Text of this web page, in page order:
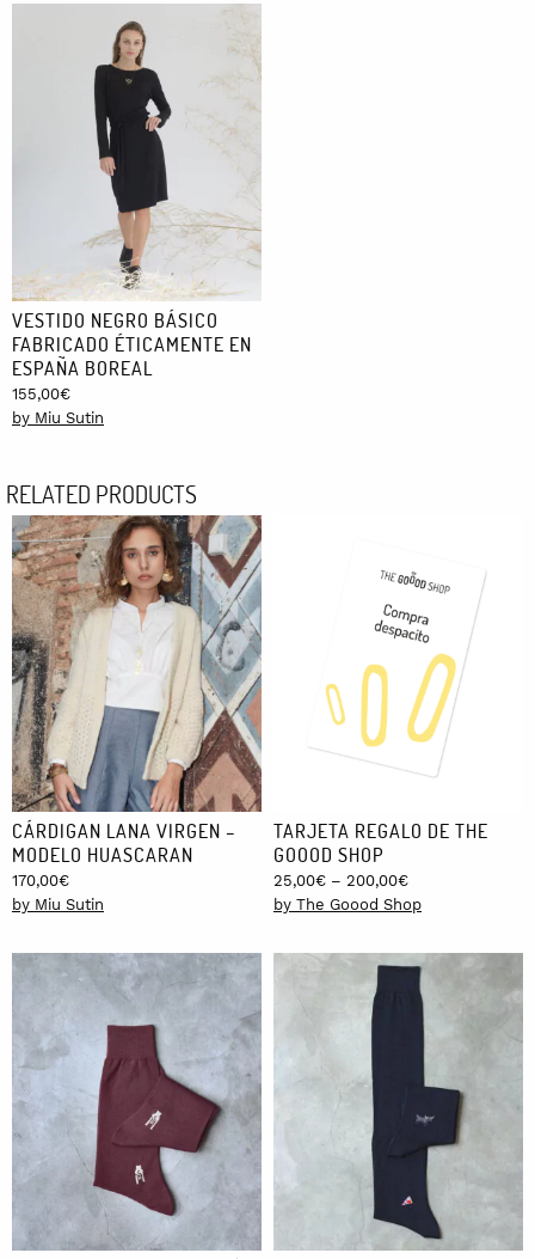
VESTIDO NEGRO BÁSICO
FABRICADO ÉTICAMENTE EN
ESPAÑA BOREAL
155,00€
by Miu Sutin
RELATED PRODUCTS
CÁRDIGAN LANA VIRGEN –
MODELO HUASCARAN
170,00€
by Miu Sutin
TARJETA REGALO DE THE
GOOOD SHOP
25,00€ – 200,00€Price
range:
through
200,00€
by The Goood Shop